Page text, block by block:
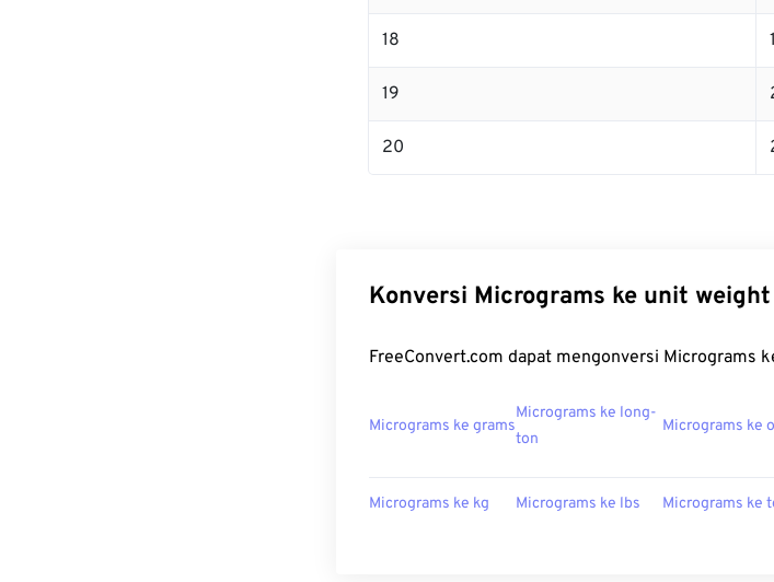
18
19
20
Konversi Micrograms ke unit
FreeConvert.com dapat mengonversi Micrograms
Micrograms ke grams
Micrograms ke long-
ton
Micrograms ke
Micrograms ke kg Micrograms ke lbs Micrograms ke